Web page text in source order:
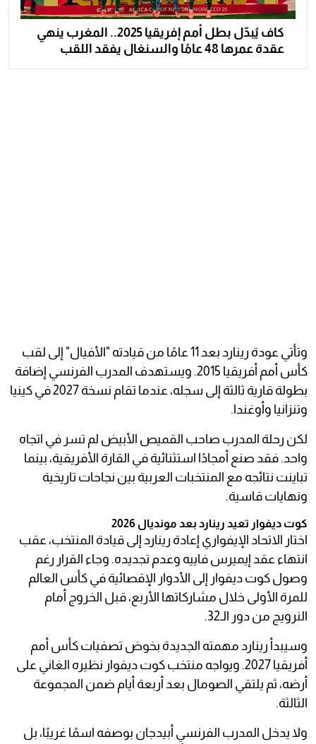
كاف يُبدّل بطل أمم إفريقيا 2025.. المغرب ينهي
عقدة عمرها 48 عامًا والسنغال يفقد اللقب
وتأتي عودة رينارد بعد 11 عامًا من قيادته "الأفيال" إلى لقب
كأس أمم أفريقيا 2015. ويستهدف المدرب الفرنسي إضافة
بطولة قارية ثالثة إلى سجله، عندما تقام نسخة 2027 في كينيا
وتنزانيا وأوغندا.
لكن رحلة المدرب صاحب القميص الأبيض لم تسر في اتجاه
واحد. فقد صنع أمجادًا استثنائية في القارة الأفريقية، بينما
تباينت نتائجه مع المنتخبات العربية بين نجاحات تاريخية
ونهايات قاسية.
كوت ديفوار تعيد رينارد بعد مونديال 2026
اختار الاتحاد الإيفواري إعادة رينارد إلى قيادة المنتخب، عقب
انتهاء عقد إيميرس فاييه وعدم تجديده. وجاء القرار رغم
وصول كوت ديفوار إلى الأدوار الإقصائية في كأس العالم
للمرة الأولى خلال مشاركاتها الأربع، قبل الخروج أمام
النرويج من دور الـ32.
وسيبدأ رينارد مهمته الجديدة بخوض تصفيات كأس أمم
أفريقيا 2027. ويواجه منتخب كوت ديفوار نظيره الغاني على
أرضه، ثم يلتقي الصومال بعد أربعة أيام ضمن المجموعة
الثالثة.
ولا يدخل المدرب الفرنسي أبيدجان بوصفه اسمًا غريبًا، بل